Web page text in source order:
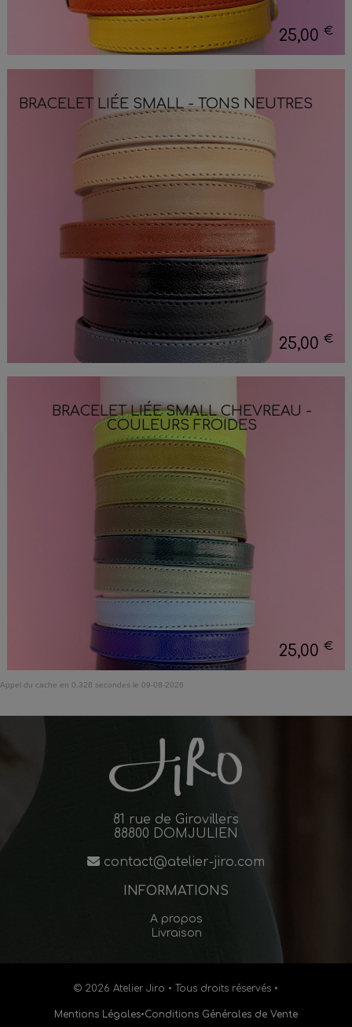
25,00€
BRACELET LIÉE SMALL - TONS NEUTRES
25,00€
BRACELET LIÉE SMALL CHEVREAU -
COULEURS FROIDES
25,00€
Appel du cache en 0.328 secondes le 09-08-2026
81 rue de Girovillers
88800 DOMJULIEN
contact@atelier-jiro.com
INFORMATIONS
A propos
Livraison
© 2026 Atelier Jiro • Tous droits réservés •
Mentions Légales•Conditions Générales de Vente